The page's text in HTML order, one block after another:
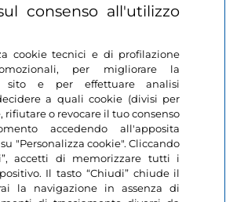
consenso all'utilizzo
cookie tecnici e di profilazione
per migliorare la
sito e per effettuare analisi
a quali cookie (divisi per
rifiutare o revocare il tuo consenso
accedendo all'apposita
"Personalizza cookie". Cliccando
accetti di memorizzare tutti i
Il tasto “Chiudi” chiude il
la navigazione in assenza di